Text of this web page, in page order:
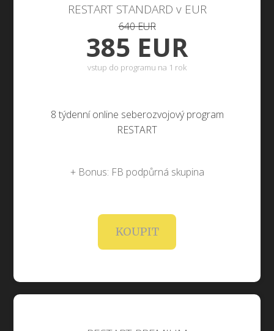
RESTART STANDARD v EUR
640 EUR
385 EUR
vstup do programu na 1 rok
8 týdenní online seberozvojový program
RESTART
+ Bonus: FB podpůrná skupina
KOUPIT